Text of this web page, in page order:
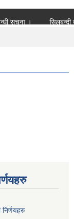
सूचना ।
सिलबन्दी